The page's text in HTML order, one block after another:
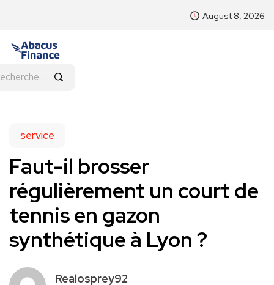
August 8, 2026
service
Faut-il brosser
régulièrement un court de
tennis en gazon
synthétique à Lyon ?
Realosprey92